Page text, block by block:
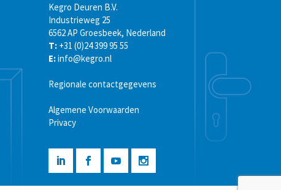
Kegro Deuren B.V.
Industrieweg 25
6562 AP Groesbeek, Nederland
T: +31 (0)24 399 95 55
E:info@kegro.nl
Regionale contactgegevens
Algemene Voorwaarden
Privacy